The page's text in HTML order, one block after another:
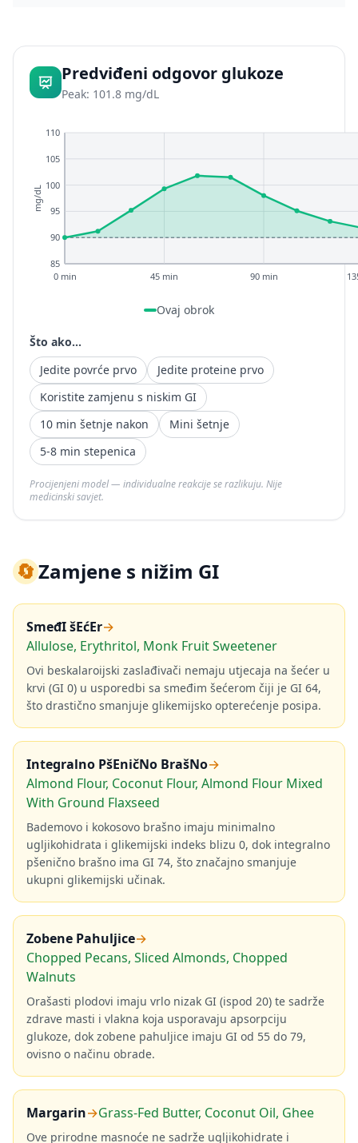
Predviđeni odgovor glukoze
Peak: 101.8 mg/dL
85
90
95
100
105
110
0 min 45 min 90 min
mg/dL
Ovaj obrok
Što ako...
Jedite povrće prvo
Jedite proteine prvo
Koristite zamjenu s niskim GI
10 min šetnje nakon
Mini šetnje
5-8 min stepenica
Procijenjeni model — individualne reakcije se razlikuju. Nije
medicinski savjet.
🔄Zamjene s nižim GI
SmeđI šEćEr→
Allulose, Erythritol, Monk Fruit Sweetener
Ovi beskalaroijski zaslađivači nemaju utjecaja na šećer u
krvi (GI 0) u usporedbi sa smeđim šećerom čiji je GI 64,
što drastično smanjuje glikemijsko opterećenje posipa.
Integralno PšEničNo BrašNo→
Almond Flour, Coconut Flour, Almond Flour Mixed
With Ground Flaxseed
Bademovo i kokosovo brašno imaju minimalno
ugljikohidrata i glikemijski indeks blizu 0, dok integralno
pšenično brašno ima GI 74, što značajno smanjuje
ukupni glikemijski učinak.
Zobene Pahuljice→
Chopped Pecans, Sliced Almonds, Chopped
Walnuts
Orašasti plodovi imaju vrlo nizak GI (ispod 20) te sadrže
zdrave masti i vlakna koja usporavaju apsorpciju
glukoze, dok zobene pahuljice imaju GI od 55 do 79,
ovisno o načinu obrade.
Margarin→Grass-Fed Butter, Coconut Oil, Ghee
Ove prirodne masnoće ne sadrže ugljikohidrate i